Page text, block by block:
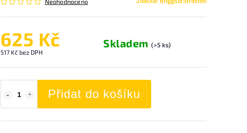
625 Kč
517 Kč bez DPH
Skladem(>5 ks)
Přidat do košíku